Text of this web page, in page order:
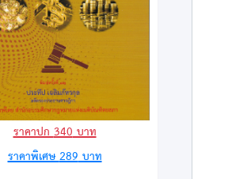
ราคาปก340บาท
ราคาพิเศษ289บาท